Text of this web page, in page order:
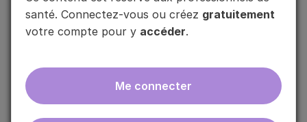
santé. Connectez-vous ou créez gratuitement
votre compte pour y accéder.
Me connecter
ebmfrance est une base de connaissances médicales